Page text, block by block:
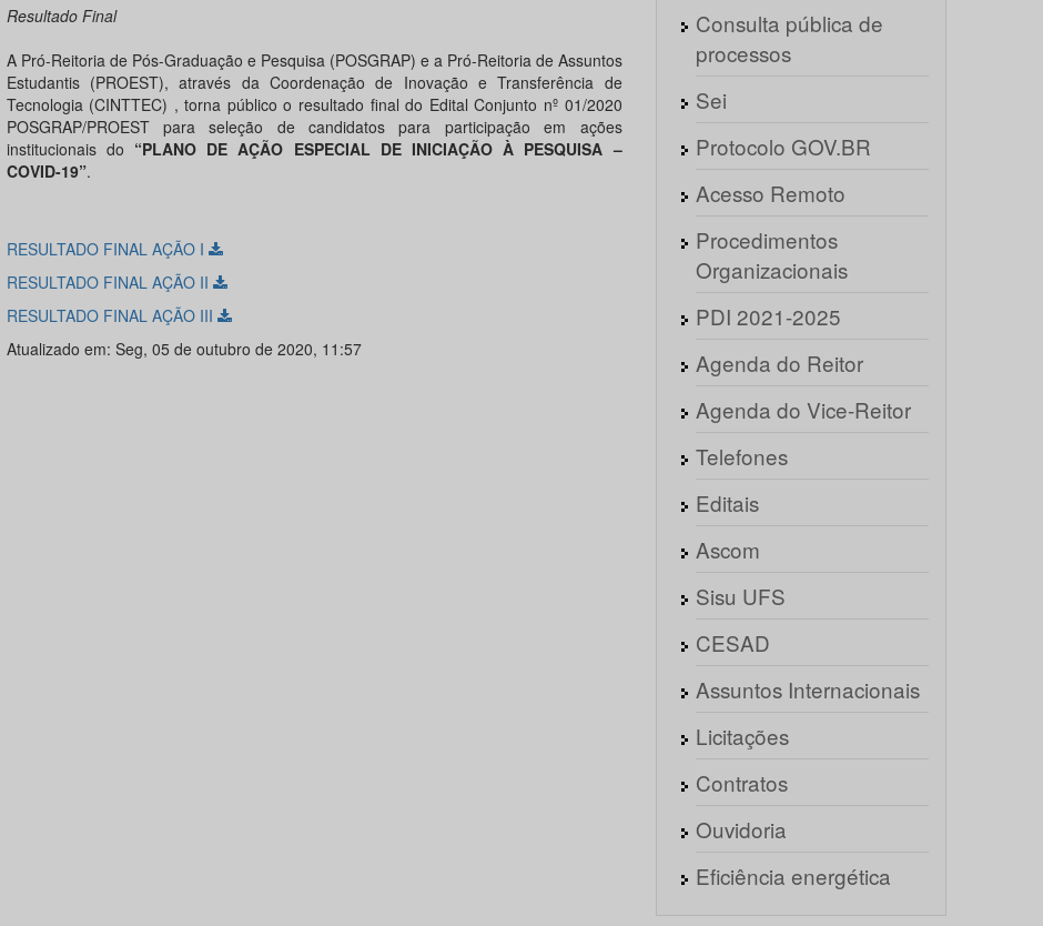
Resultado Final
A Pró-Reitoria de Pós-Graduação e Pesquisa (POSGRAP) e a Pró-Reitoria de Assuntos
Estudantis (PROEST), através da Coordenação de Inovação e Transferência de
Tecnologia (CINTTEC) , torna público o resultado final do Edital Conjunto nº 01/2020
POSGRAP/PROEST para seleção de candidatos para participação em ações
institucionais do “PLANO DE AÇÃO ESPECIAL DE INICIAÇÃO À PESQUISA –
COVID-19”.
RESULTADO FINAL AÇÃO I
RESULTADO FINAL AÇÃO II
RESULTADO FINAL AÇÃO III
Atualizado em: Seg, 05 de outubro de 2020, 11:57
Consulta pública de
processos
Sei
Protocolo GOV.BR
Acesso Remoto
Procedimentos
Organizacionais
PDI 2021-2025
Agenda do Reitor
Agenda do Vice-Reitor
Telefones
Editais
Ascom
Sisu UFS
CESAD
Assuntos Internacionais
Licitações
Contratos
Ouvidoria
Eficiência energética